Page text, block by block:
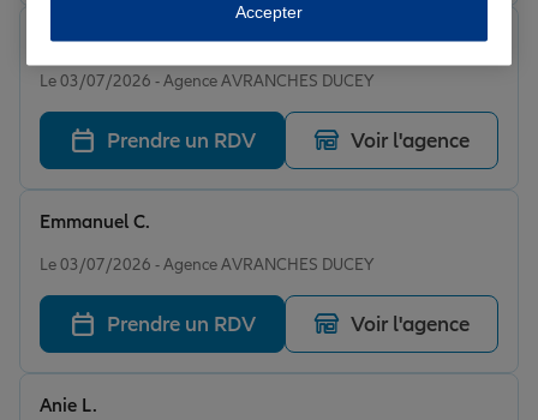
Le 03/07/2026 - Agence AVRANCHES DUCEY
Kevin F.
Prendre un RDV Voir l'agence
Le 03/07/2026 - Agence AVRANCHES DUCEY
Emmanuel C.
Prendre un RDV Voir l'agence
Anie L.
Accepter